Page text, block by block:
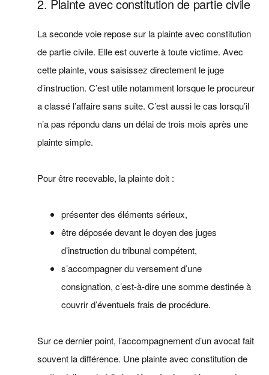
2. Plainte avec constitution de partie civile
La seconde voie repose sur la plainte avec constitution
de partie civile. Elle est ouverte à toute victime. Avec
cette plainte, vous saisissez directement le juge
d’instruction. C’est utile notamment lorsque le procureur
a classé l’affaire sans suite. C’est aussi le cas lorsqu’il
n’a pas répondu dans un délai de trois mois après une
plainte simple.
Pour être recevable, la plainte doit :
présenter des éléments sérieux,
être déposée devant le doyen des juges
d’instruction du tribunal compétent,
s’accompagner du versement d’une
consignation, c’est‑à‑dire une somme destinée à
couvrir d’éventuels frais de procédure.
Sur ce dernier point, l’accompagnement d’un avocat fait
souvent la différence. Une plainte avec constitution de